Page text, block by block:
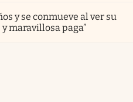
y se conmueve al ver su
maravillosa paga”